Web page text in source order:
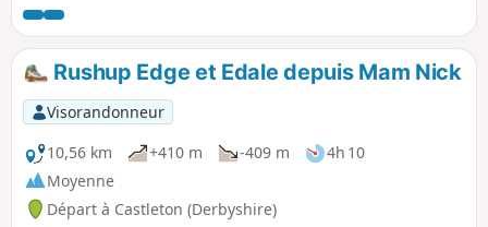
Rushup Edge.
Rushup Edge et Edale depuis Mam Nick
Visorandonneur
10,56 km
+410 m -409 m
4h 10
Moyenne
Départ à Castleton (Derbyshire)